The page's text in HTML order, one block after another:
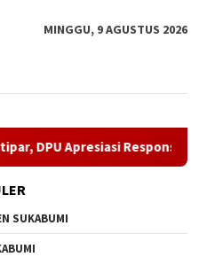
MINGGU, 9 AGUSTUS 2026
Respons Penyedia
SUKABUMI